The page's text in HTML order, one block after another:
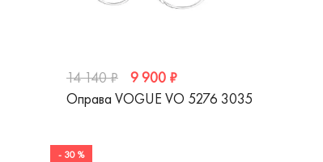
14 140 ₽
9 900 ₽
Оправа VOGUE VO 5276 3035
- 30 %